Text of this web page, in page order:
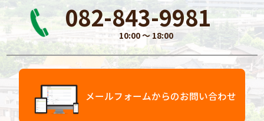
082-843-9981
10:00 〜 18:00
メールフォームからのお問い合わせ